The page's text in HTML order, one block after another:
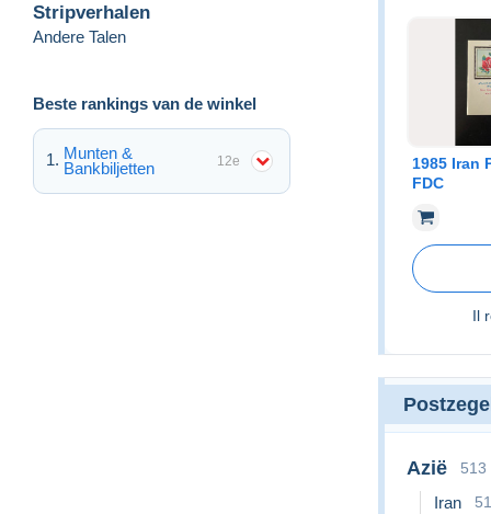
Stripverhalen
Andere Talen
Beste rankings van de winkel
Munten &
Bankbiljetten
12e
1985 Iran
FDC
Il
Azië 513
Iran